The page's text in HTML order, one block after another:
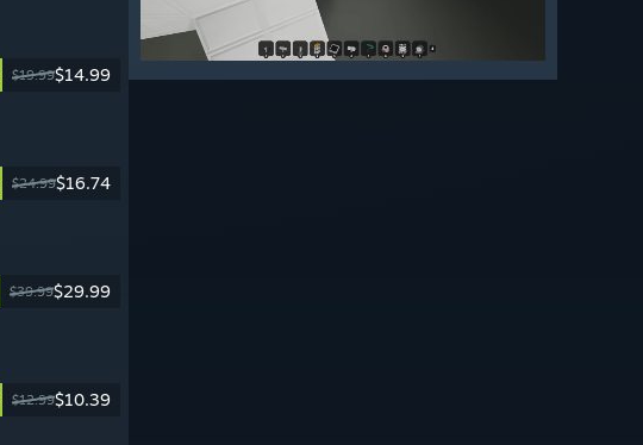
$19.99$14.99
$24.99$16.74
$39.99$29.99
$12.99$10.39